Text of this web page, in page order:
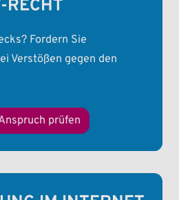
RECHT
Fordern Sie
Verstößen gegen den
prüfen